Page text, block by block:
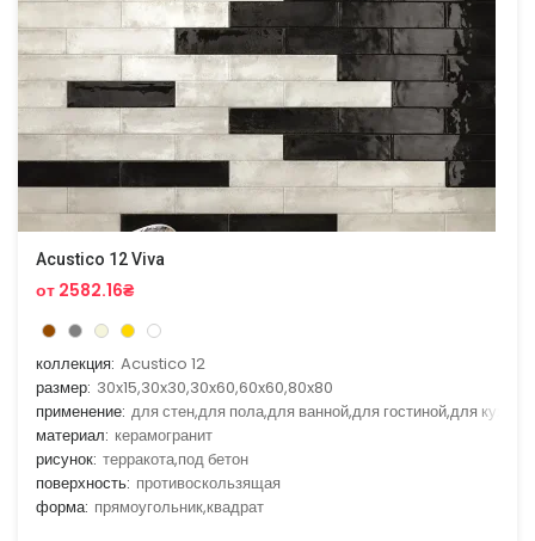
Acustico 12 Viva
от 2582.16₴
коллекция: Acustico 12
размер: 30x15,30x30,30x60,60x60,80x80
применение: для стен,для пола,для ванной,для гостиной,для кухни
материал: керамогранит
рисунок: терракота,под бетон
поверхность: противоскользящая
форма: прямоугольник,квадрат